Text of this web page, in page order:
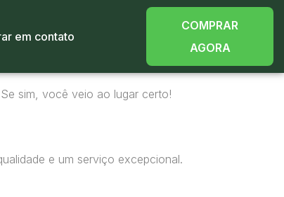
em contato
COMPRAR
AGORA
sim, você veio ao lugar certo!
e um serviço excepcional.